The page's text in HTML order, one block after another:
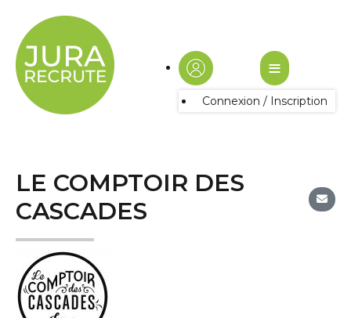
≡
Connexion / Inscription
LE COMPTOIR DES
CASCADES